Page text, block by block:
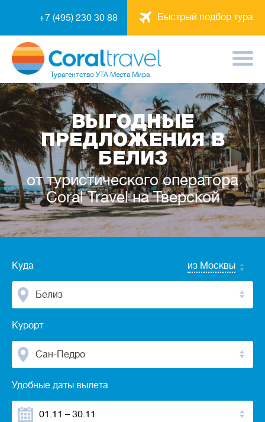
Быстрый подбор тура
+7 (495) 230 30 88
Турагентство УТА Места Мира
ВЫГОДНЫЕ
ПРЕДЛОЖЕНИЯ В
БЕЛИЗ
от туристического оператора
Coral Travel на Тверской
Куда из Москвы
Белиз
Курорт
Сан-Педро
Удобные даты вылета